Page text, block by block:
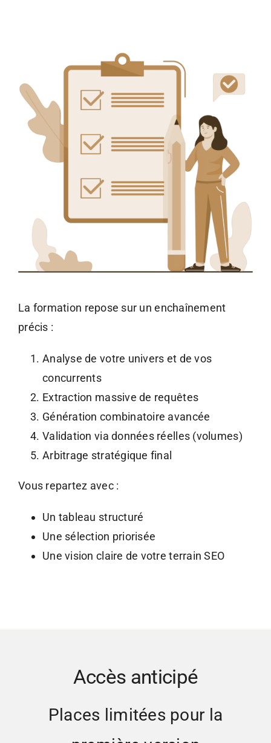
La formation repose sur un enchaînement
précis :
Analyse de votre univers et de vos
concurrents
Extraction massive de requêtes
Génération combinatoire avancée
Validation via données réelles (volumes)
Arbitrage stratégique final
Vous repartez avec :
Un tableau structuré
Une sélection priorisée
Une vision claire de votre terrain SEO
Accès anticipé
Places limitées pour la